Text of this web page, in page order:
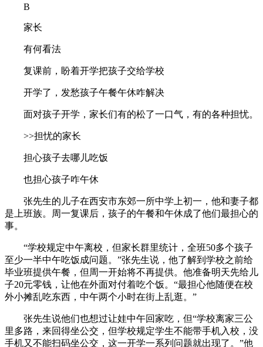
B
家长
有何看法
复课前，盼着开学把孩子交给学校
开学了，发愁孩子午餐午休咋解决
面对孩子开学，家长们有的松了一口气，有的各种担忧。
>>担忧的家长
担心孩子去哪儿吃饭
也担心孩子咋午休
张先生的儿子在西安市东郊一所中学上初一，他和妻子都
是上班族。周一复课后，孩子的午餐和午休成了他们最担心的
事。
“学校规定中午离校，但家长群里统计，全班50多个孩子
至少一半中午吃饭成问题。”张先生说，他了解到学校之前给
毕业班提供午餐，但周一开始将不再提供。他准备明天先给儿
子20元零钱，让他在外面对付着吃个饭。“最担心他随便在校
外小摊乱吃东西，中午两个小时在街上乱逛。”
张先生说他们也想过让娃中午回家吃，但“学校离家三公
里多路，来回得坐公交，但学校规定学生不能带手机入校，没
手机又不能扫码坐公交，这一开学一系列问题就出现了。”他